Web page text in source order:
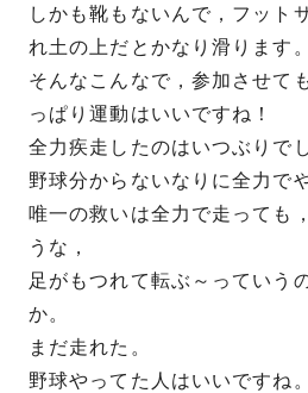
しかも靴もないんで，フット
れ土の上だとかなり滑ります。
そんなこんなで，参加させて
っぱり運動はいいですね！
全力疾走したのはいつぶりで
野球分からないなりに全力で
唯一の救いは全力で走っても
うな，
足がもつれて転ぶ～っていう
か。
まだ走れた。
野球やってた人はいいですね。